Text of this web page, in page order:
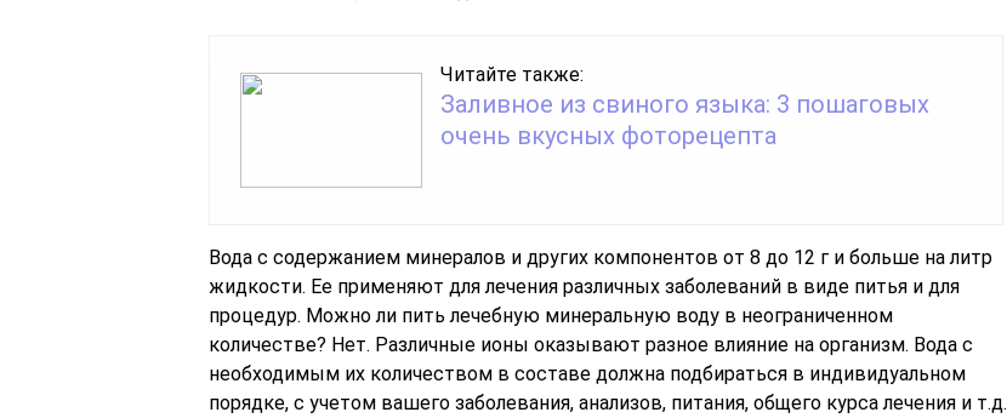
Читайте также:
Заливное из свиного языка: 3 пошаговых
очень вкусных фоторецепта
Вода с содержанием минералов и других компонентов от 8 до 12 г и больше на литр
жидкости. Ее применяют для лечения различных заболеваний в виде питья и для
процедур. Можно ли пить лечебную минеральную воду в неограниченном
количестве? Нет. Различные ионы оказывают разное влияние на организм. Вода с
необходимым их количеством в составе должна подбираться в индивидуальном
порядке, с учетом вашего заболевания, анализов, питания, общего курса лечения и т.д.